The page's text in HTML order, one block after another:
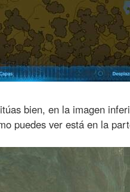
bien, en la imagen
puedes ver está en la